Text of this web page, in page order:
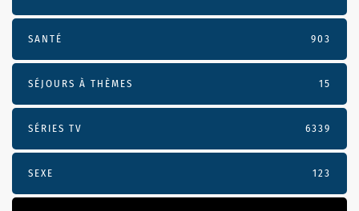
SANTÉ 903
SÉJOURS À THÈMES 15
SÉRIES TV 6339
SEXE 123